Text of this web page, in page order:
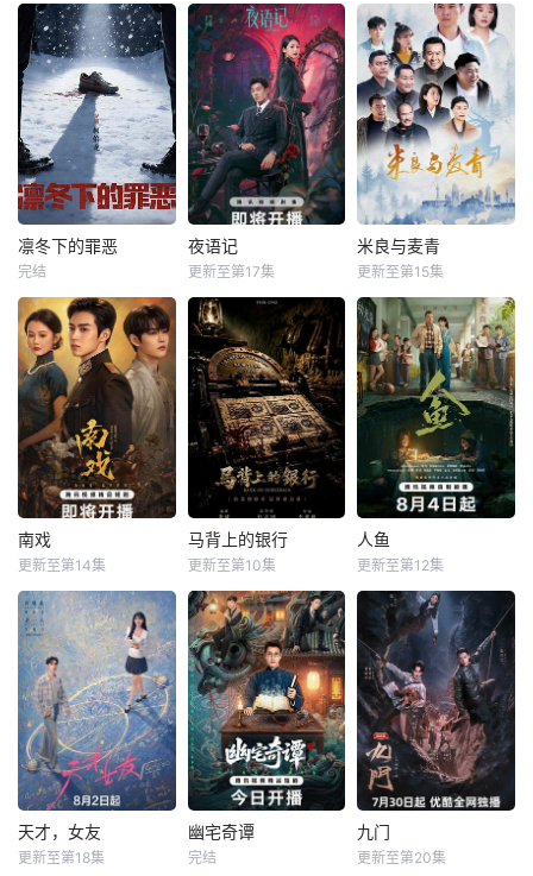
姜贞羽
改编自快看漫画作
者嗷小泽的独家连
载漫画《吾凰在
上》。 现代少
女奚圆（姜贞羽
饰）因意外踏入玄
机界，继而卷入虎
云国内乱的漩涡，
身陷重重危机，而
在一次次险象环生
份逐渐浮出水面，
她体内的凤
俐乐
讲述了黎安城大郡
主棠溪槿与烈云峥
之间曲折动人的情
感，以及他们在复
杂局势中坚守初
心、勇敢面对困难
的爱情故事。通过
剧中主人公在成长
的道路上，经历复
杂的人物关系和情
如何捉弄，真正
五个相互独立，又
彼此呼应的故事
——用一场精心策
划的“夏令营”完成
复仇的受害者；临
终前与遗憾和解的
“无用之人”；共享
同一具躯体的人格
“刮刮乐”；病床前
不离不弃的“紧急联
络人”；产后抑郁中
凛冬下的罪恶
吴昊宸
本剧讲述了90年代
末，怒河市刑侦支
队在无普及监控、
无DNA鉴定技术的
支持下，通过摸
排、勘查等传统刑
侦手段，接连破获
数起重案要案的艰
难过程。案件设计
采用 “积案牵现案”
年代质感为基调
凛冬下的罪恶
完结
夜语记
李汶翰
2025年7月网络剧
备案 当代 都市
海南越酷文化传媒
有限公司
夜语记
更新至第17集
米良与麦青
赵波
一根网线连接了中
国鹿鸣村和英国牛
津，麦香通过视频
向米良宣告：婚不
结了。鹿鸣村开了
锅，村民大骂麦香
是叛徒。麦香是婚
前体检查出不孕
症，从此走上虐心
旅途。米良火速回
出。米良不再相信
情感，空虚
米良与麦青
更新至第15集
南戏
军阀混战的民国奉
城，玉佛头离奇失
窃，戏班主横尸戏
台，将冷血少帅许
又安与昆曲名伶荣
筱楠推向不死不休
的对立绝境。而他
们不知，对方正是
自己苦寻多年的患
难“兄弟”。富商之
女江春儿，本与许
南戏
更新至第14集
马背上的银行
郑卫莉
抗战期间，日伪政
府强行推广、使用
由“中国准备银行”
发行的伪钞货币。
根据党中央指示，
高景波、徐邵梁、
孙希光和黄鹰等人
开始筹备建立冀南
银行，手艺人张宝
田在共产党人的感
马背上的银行
更新至第10集
人鱼
就读于职业中学培
训部的花季女生苏
琳（黄杨钿甜
饰），虽自小被父
母忽视，在艰苦环
境中长大，但她始
终刻苦学习，憧憬
未来。为此，苏琳
苦练口语并争取到
了英文朗诵剧中小
美人鱼的角色，却
人鱼
更新至第12集
天才，女友
天才，女友
更新至第18集
幽宅奇谭
幽宅奇谭
完结
九门
九门
更新至第20集